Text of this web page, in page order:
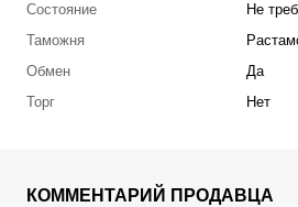
Состояние
Не
Таможня
Обмен
Да
Торг
Нет
КОММЕНТАРИЙ ПРОДАВЦА